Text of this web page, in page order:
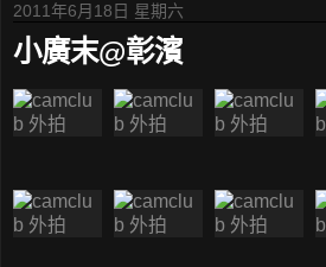
2011年6月18日 星期六
小廣末@彰濱